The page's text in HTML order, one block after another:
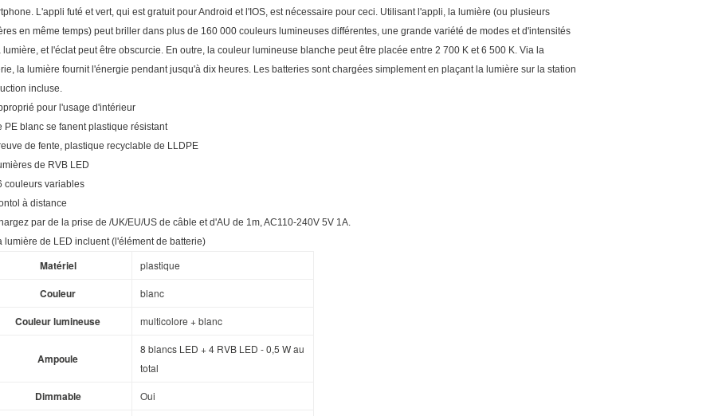
L'appli futé et vert, qui est gratuit pour Android et l'IOS, est nécessaire pour ceci. Utilisant l'appli, la lumière (ou plusieurs
en même temps) peut briller dans plus de 160 000 couleurs lumineuses différentes, une grande variété de modes et d'intensités
lumière, et l'éclat peut être obscurcie. En outre, la couleur lumineuse blanche peut être placée entre 2 700 K et 6 500 K. Via la
la lumière fournit l'énergie pendant jusqu'à dix heures. Les batteries sont chargées simplement en plaçant la lumière sur la station
incluse.
pour l'usage d'intérieur
PE blanc se fanent plastique résistant
de fente, plastique recyclable de LLDPE
de RVB LED
couleurs variables
à distance
par de la prise de /UK/EU/US de câble et d'AU de 1m, AC110-240V 5V 1A.
lumière de LED incluent (l'élément de batterie)
Matériel plastique
Couleur blanc
Couleur lumineuse multicolore + blanc
Ampoule
8 blancs LED + 4 RVB LED - 0,5 W au
total
Dimmable Oui